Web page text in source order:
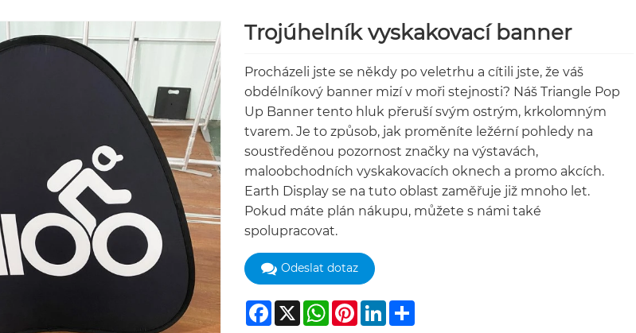
Trojúhelník vyskakovací banner
Procházeli jste se někdy po veletrhu a cítili jste, že váš
obdélníkový banner mizí v moři stejnosti? Náš Triangle Pop
Up Banner tento hluk přeruší svým ostrým, krkolomným
tvarem. Je to způsob, jak proměníte ležérní pohledy na
soustředěnou pozornost značky na výstavách,
maloobchodních vyskakovacích oknech a promo akcích.
Earth Display se na tuto oblast zaměřuje již mnoho let.
Pokud máte plán nákupu, můžete s námi také
spolupracovat.
Odeslat dotaz
Facebook
X WhatsApp
Pinterest
LinkedIn
Share